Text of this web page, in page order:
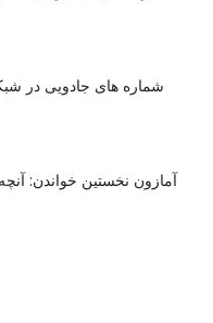
شماره های جادویی در
آمازون نخستین خواندن: